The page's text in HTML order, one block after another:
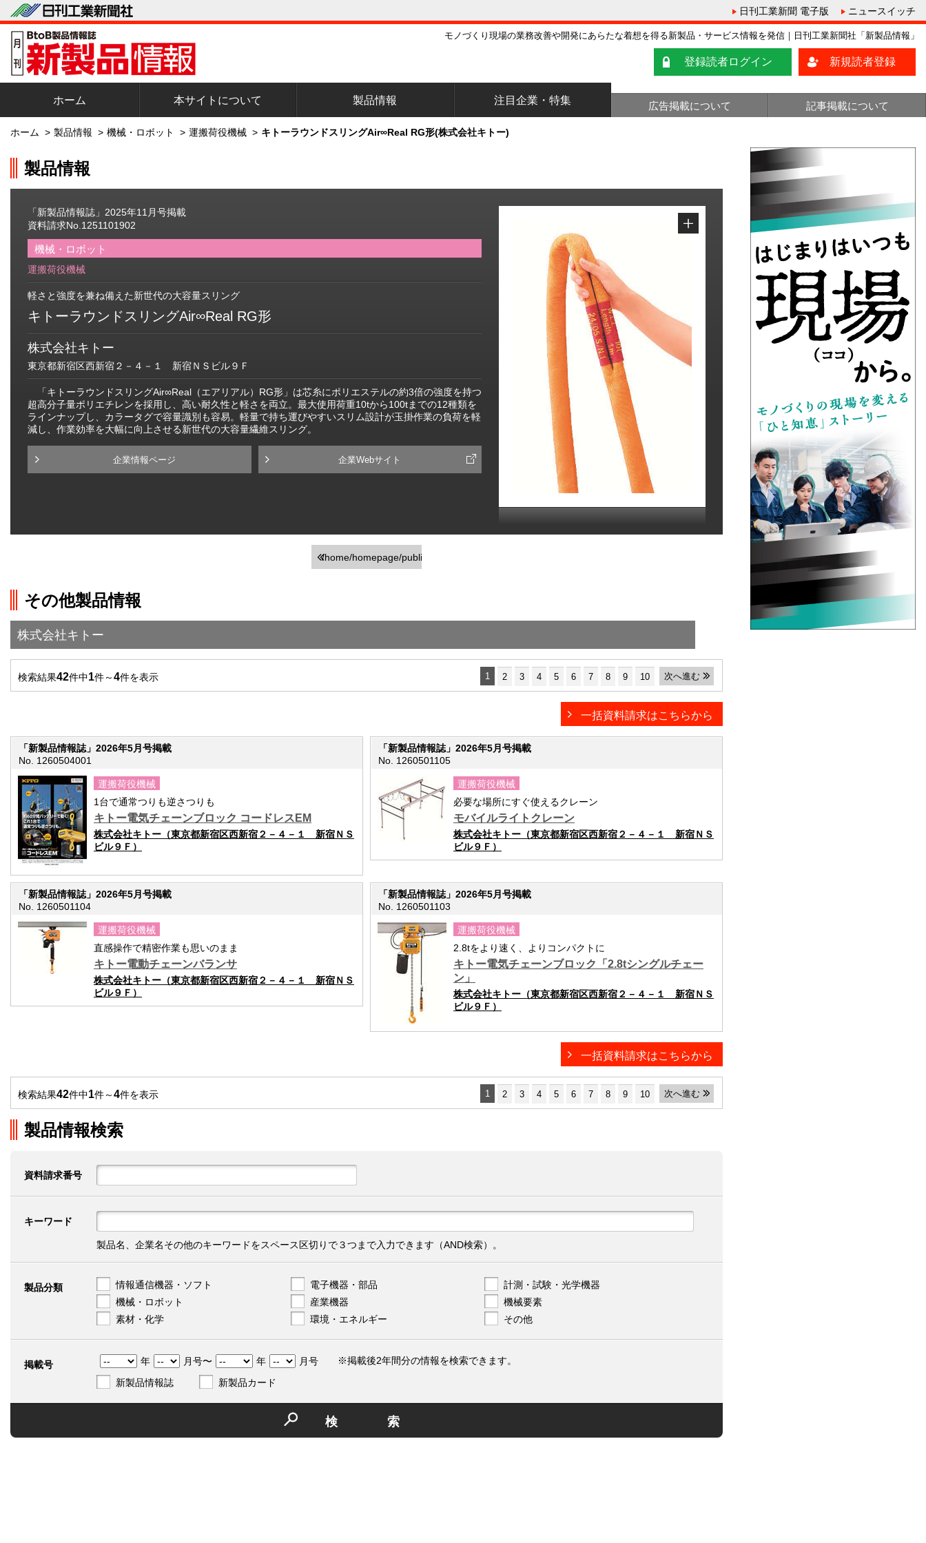
日刊工業新聞 電子版 ニュースイッチ
モノづくり現場の業務改善や開発にあらたな着想を得る新製品・サービス情報を発信｜日刊工業新聞社「新製品情報」
登録読者ログイン 新規読者登録
ホーム 本サイトについて 製品情報 注目企業・特集 広告掲載について 記事掲載について
ホーム > 製品情報 > 機械・ロボット > 運搬荷役機械 > キトーラウンドスリングAir∞Real RG形(株式会社キトー)
製品情報
「新製品情報誌」2025年11月号掲載
資料請求No.1251101902
機械・ロボット
運搬荷役機械
軽さと強度を兼ね備えた新世代の大容量スリング
キトーラウンドスリングAir∞Real RG形
株式会社キトー
東京都新宿区西新宿２－４－１ 新宿ＮＳビル９Ｆ
「キトーラウンドスリングAir∞Real（エアリアル）RG形」は芯糸にポリエステルの約3倍の強度を持つ
超高分子量ポリエチレンを採用し、高い耐久性と軽さを両立。最大使用荷重10tから100tまでの12種類を
ラインナップし、カラータグで容量識別も容易。軽量で持ち運びやすいスリム設計が玉掛作業の負荷を軽
減し、作業効率を大幅に向上させる新世代の大容量繊維スリング。
企業情報ページ 企業Webサイト
/home/homepage/public_html/usr/detail_products.php
その他製品情報
株式会社キトー
検索結果42件中1件～4件を表示 1 2 3 4 5 6 7 8 9 10 次へ進む
一括資料請求はこちらから
「新製品情報誌」2026年5月号掲載
No. 1260504001
運搬荷役機械
1台で通常つりも逆さつりも
キトー電気チェーンブロック コードレスEM
株式会社キトー（東京都新宿区西新宿２－４－１ 新宿ＮＳ
ビル９Ｆ）
「新製品情報誌」2026年5月号掲載
No. 1260501105
運搬荷役機械
必要な場所にすぐ使えるクレーン
モバイルライトクレーン
株式会社キトー（東京都新宿区西新宿２－４－１ 新宿ＮＳ
ビル９Ｆ）
「新製品情報誌」2026年5月号掲載
No. 1260501104
運搬荷役機械
直感操作で精密作業も思いのまま
キトー電動チェーンバランサ
株式会社キトー（東京都新宿区西新宿２－４－１ 新宿ＮＳ
ビル９Ｆ）
「新製品情報誌」2026年5月号掲載
No. 1260501103
運搬荷役機械
2.8tをより速く、よりコンパクトに
キトー電気チェーンブロック「2.8tシングルチェー
ン」
株式会社キトー（東京都新宿区西新宿２－４－１ 新宿ＮＳ
ビル９Ｆ）
一括資料請求はこちらから
検索結果42件中1件～4件を表示 1 2 3 4 5 6 7 8 9 10 次へ進む
製品情報検索
資料請求番号
キーワード
製品名、企業名その他のキーワードをスペース区切りで３つまで入力できます（AND検索）。
製品分類 情報通信機器・ソフト 電子機器・部品
計測・試験・光学機器
機械・ロボット
産業機器
機械要素
素材・化学
環境・エネルギー その他
掲載号 年 月号〜 年
月号
新製品情報誌
新製品カード
※掲載後2年間分の情報を検索できます。
検索